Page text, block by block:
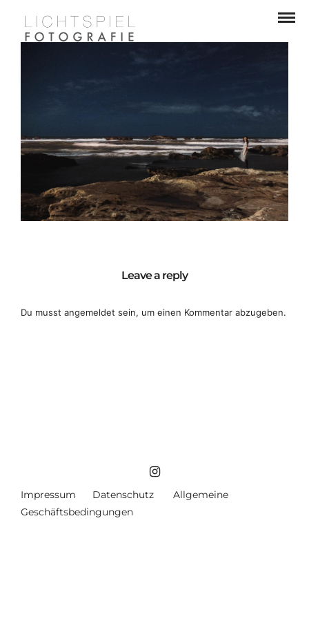
Leave a reply
Du musst angemeldet sein, um einen Kommentar abzugeben.
Impressum Datenschutz
Allgemeine
Geschäftsbedingungen